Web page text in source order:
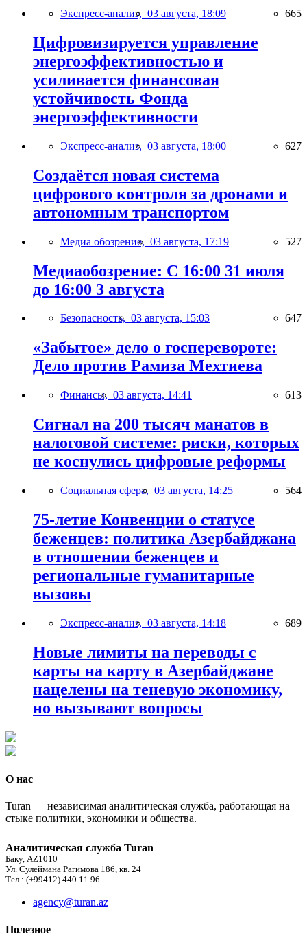
Экспресс-анализ, 03 августа, 18:09 665
Цифровизируется управление
энергоэффективностью и
усиливается финансовая
устойчивость Фонда
энергоэффективности
Экспресс-анализ, 03 августа, 18:00 627
Создаётся новая система
цифрового контроля за дронами и
автономным транспортом
Медиа обозрение, 03 августа, 17:19 527
Медиаобозрение: С 16:00 31 июля
до 16:00 3 августа
Безопасность, 03 августа, 15:03 647
«Забытое» дело о госперевороте:
Дело против Рамиза Мехтиева
Финансы, 03 августа, 14:41 613
Сигнал на 200 тысяч манатов в
налоговой системе: риски, которых
не коснулись цифровые реформы
Социальная сфера, 03 августа, 14:25 564
75-летие Конвенции о статусе
беженцев: политика Азербайджана
в отношении беженцев и
региональные гуманитарные
вызовы
Экспресс-анализ, 03 августа, 14:18 689
Новые лимиты на переводы с
карты на карту в Азербайджане
нацелены на теневую экономику,
но вызывают вопросы
О нас
Turan — независимая аналитическая служба, работающая на
стыке политики, экономики и общества.
Аналитическая служба Turan
Баку, AZ1010
Ул. Сулеймана Рагимова 186, кв. 24
Тел.: (+99412) 440 11 96
agency@turan.az
Полезное